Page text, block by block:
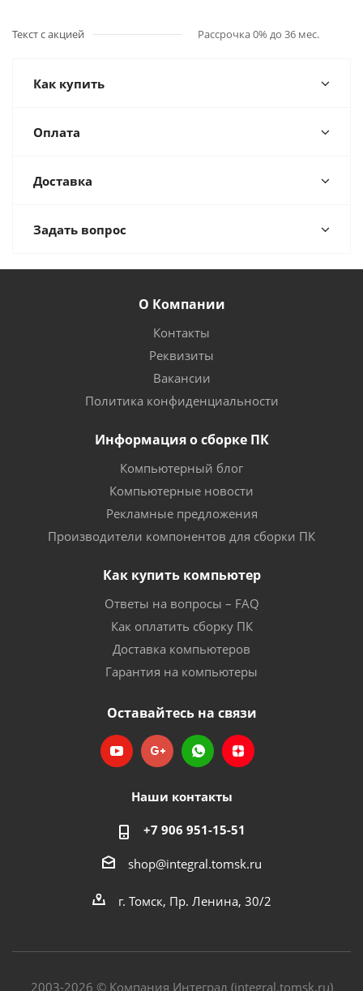
Текст с акцией Рассрочка 0% до 36 мес.
Как купить
Оплата
Доставка
Задать вопрос
О Компании
Контакты
Реквизиты
Вакансии
Политика конфиденциальности
Информация о сборке ПК
Компьютерный блог
Компьютерные новости
Рекламные предложения
Производители компонентов для сборки ПК
Как купить компьютер
Ответы на вопросы – FAQ
Как оплатить сборку ПК
Доставка компьютеров
Гарантия на компьютеры
Оставайтесь на связи
Наши контакты
+7 906 951-15-51
shop@integral.tomsk.ru
г. Томск, Пр. Ленина, 30/2
2003-2026 © Компания Интеграл (integral.tomsk.ru)